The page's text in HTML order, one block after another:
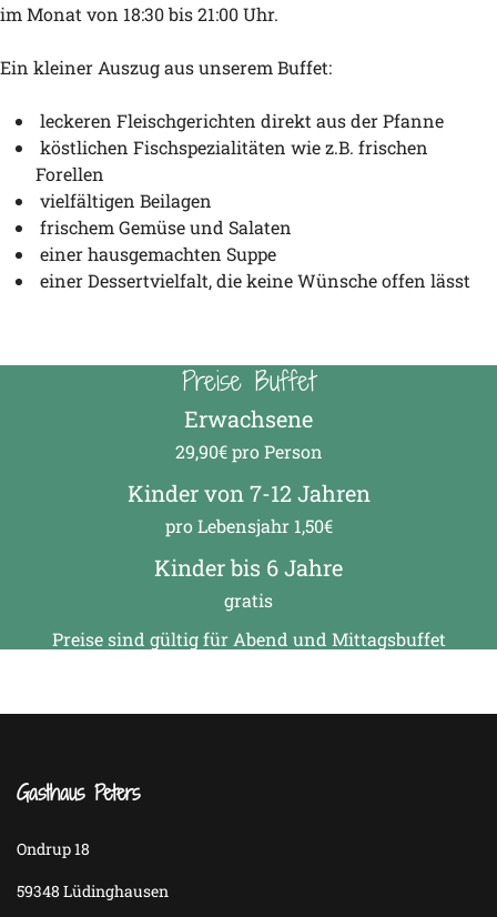
im Monat von 18:30 bis 21:00 Uhr.
Ein kleiner Auszug aus unserem Buffet:
leckeren Fleischgerichten direkt aus der Pfanne
köstlichen Fischspezialitäten wie z.B. frischen
Forellen
vielfältigen Beilagen
frischem Gemüse und Salaten
einer hausgemachten Suppe
einer Dessertvielfalt, die keine Wünsche offen lässt
Preise Buffet
Erwachsene
29,90€ pro Person
Kinder von 7-12 Jahren
pro Lebensjahr 1,50€
Kinder bis 6 Jahre
gratis
Preise sind gültig für Abend und Mittagsbuffet
Gasthaus Peters
Ondrup 18
59348 Lüdinghausen